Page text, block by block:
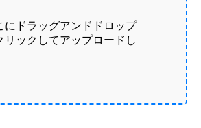
にドラッグアンドドロップ
リックしてアップロードし